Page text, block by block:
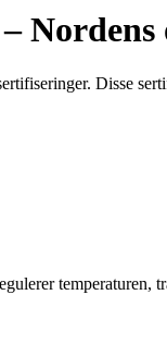
Disse
temperaturen,